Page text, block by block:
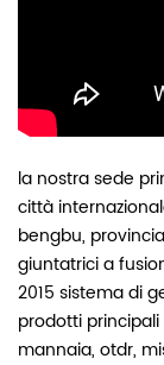
la nostra sede
città
bengbu,
giuntatrici a
2015 sistema di
prodotti
mannaia, otdr,